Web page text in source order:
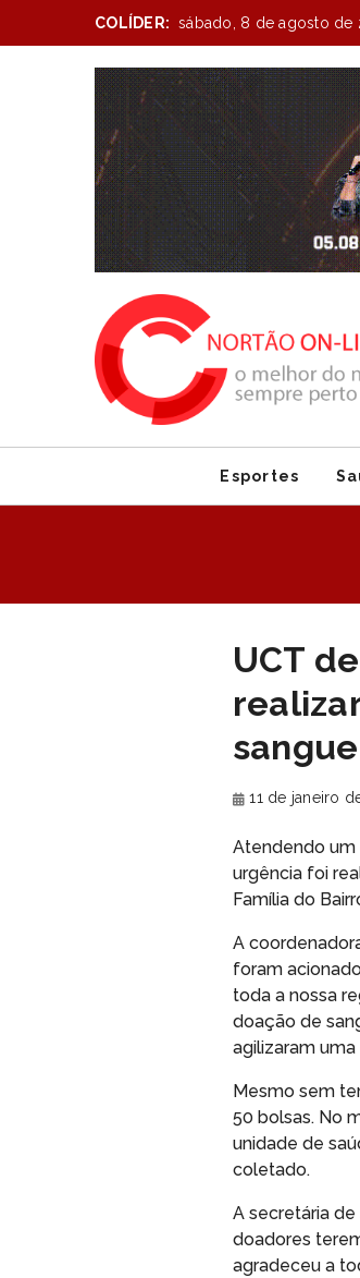
COLÍDER: sábado, 8 de agosto de
of
Esportes
UCT
11 de janeiro
Atendendo um
urgência foi
Família do
A
foram
toda a nossa
doação de
agilizaram
Mesmo sem
50 bolsas. No
unidade de
coletado.
A secretária
doadores
agradeceu a